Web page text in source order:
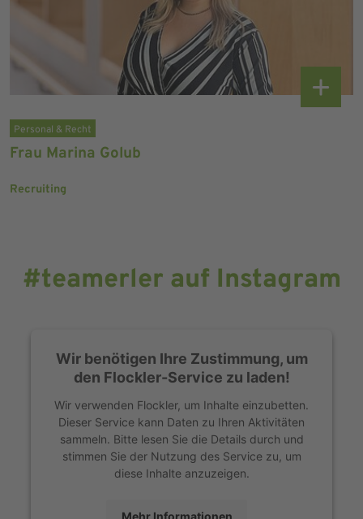
Personal & Recht
Frau Marina Golub
Recruiting
#teamerler auf Instagram
Wir benötigen Ihre Zustimmung, um
den Flockler-Service zu laden!
Wir verwenden Flockler, um Inhalte einzubetten.
Dieser Service kann Daten zu Ihren Aktivitäten
sammeln. Bitte lesen Sie die Details durch und
stimmen Sie der Nutzung des Service zu, um
diese Inhalte anzuzeigen.
Mehr Informationen